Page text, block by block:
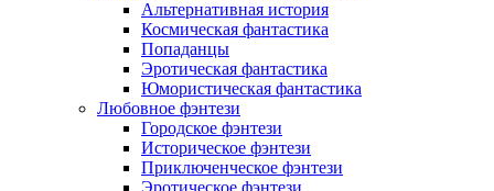
Альтернативная история
Космическая фантастика
Попаданцы
Эротическая фантастика
Юмористическая фантастика
Любовное фэнтези
Городское фэнтези
Историческое фэнтези
Приключенческое фэнтези
Эротическое фэнтези